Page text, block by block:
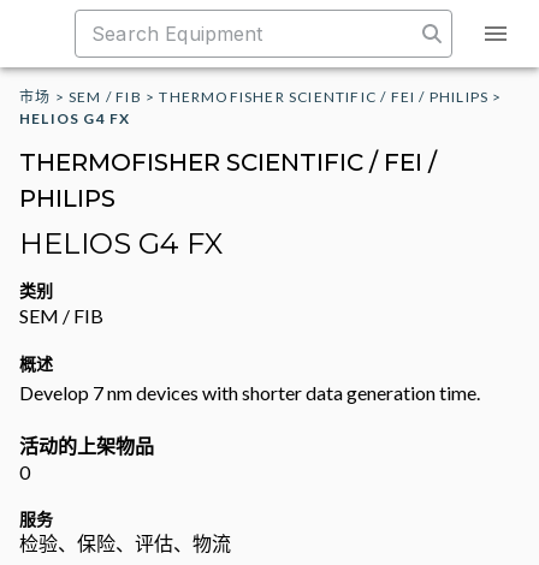
市场 >SEM / FIB >THERMOFISHER SCIENTIFIC / FEI / PHILIPS >
HELIOS G4 FX
THERMOFISHER SCIENTIFIC / FEI /
PHILIPS
HELIOS G4 FX
类别
SEM / FIB
概述
Develop 7 nm devices with shorter data generation time.
活动的上架物品
0
服务
检验、保险、评估、物流